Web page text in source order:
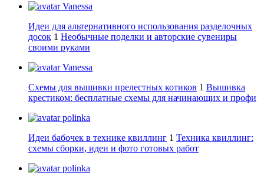
Vanessa
Идеи для альтернативного использования разделочных
досок 1 Необычные поделки и авторские сувениры
своими руками
Vanessa
Схемы для вышивки прелестных котиков 1 Вышивка
крестиком: бесплатные схемы для начинающих и профи
polinka
Идеи бабочек в технике квиллинг 1 Техника квиллинг:
схемы сборки, идеи и фото готовых работ
polinka